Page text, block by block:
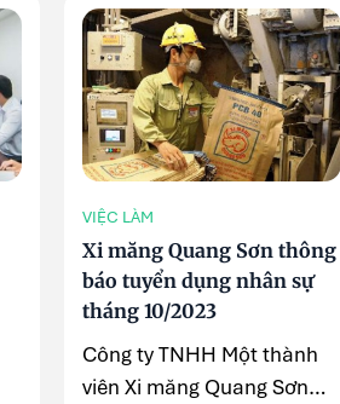
VIỆC LÀM
Xi măng Quang Sơn thông
báo tuyển dụng nhân sự
tháng 10/2023
Công ty TNHH Một thành
viên Xi măng Quang Sơn